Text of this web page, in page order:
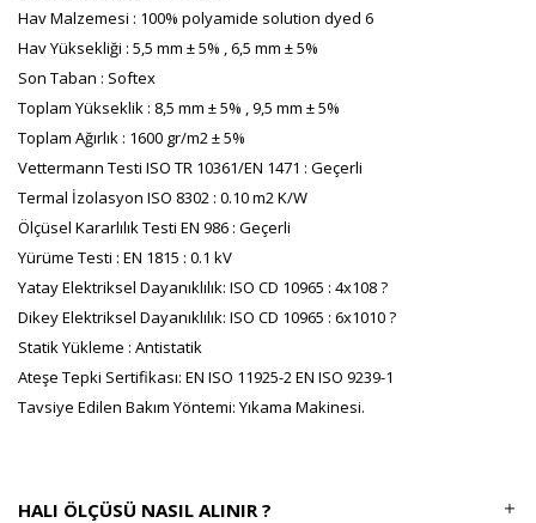
Hav Malzemesi : 100% polyamide solution dyed 6
Hav Yüksekliği : 5,5 mm ± 5% , 6,5 mm ± 5%
Son Taban : Softex
Toplam Yükseklik : 8,5 mm ± 5% , 9,5 mm ± 5%
Toplam Ağırlık : 1600 gr/m2 ± 5%
Vettermann Testi ISO TR 10361/EN 1471 : Geçerli
Termal İzolasyon ISO 8302 : 0.10 m2 K/W
Ölçüsel Kararlılık Testi EN 986 : Geçerli
Yürüme Testi : EN 1815 : 0.1 kV
Yatay Elektriksel Dayanıklılık: ISO CD 10965 : 4x108 ?
Dikey Elektriksel Dayanıklılık: ISO CD 10965 : 6x1010 ?
Statik Yükleme : Antistatik
Ateşe Tepki Sertifikası: EN ISO 11925-2 EN ISO 9239-1
Tavsiye Edilen Bakım Yöntemi: Yıkama Makinesi.
HALI ÖLÇÜSÜ NASIL ALINIR ?